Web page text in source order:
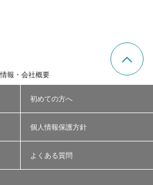
報・会社概要
初めての方へ
個人情報保護方針
よくある質問